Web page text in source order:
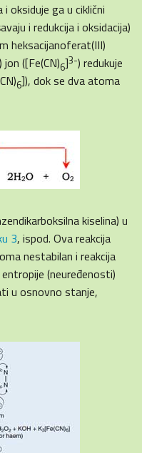
oksiduje ga u ciklični
i redukcija i oksidacija)
heksacijanoferat(III)
([Fe(CN)6]3-) redukuje
6]), dok se dva atoma
kiselina) u
3, ispod. Ova reakcija
nestabilan i reakcija
(neuređenosti)
u osnovno stanje,